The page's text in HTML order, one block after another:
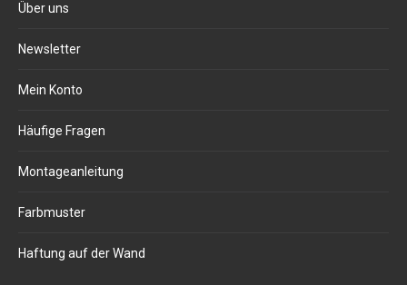
Über uns
Newsletter
Mein Konto
Häufige Fragen
Montageanleitung
Farbmuster
Haftung auf der Wand